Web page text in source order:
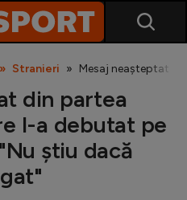
Stranieri Mesaj neașteptat
din partea
l-a debutat pe
știu dacă